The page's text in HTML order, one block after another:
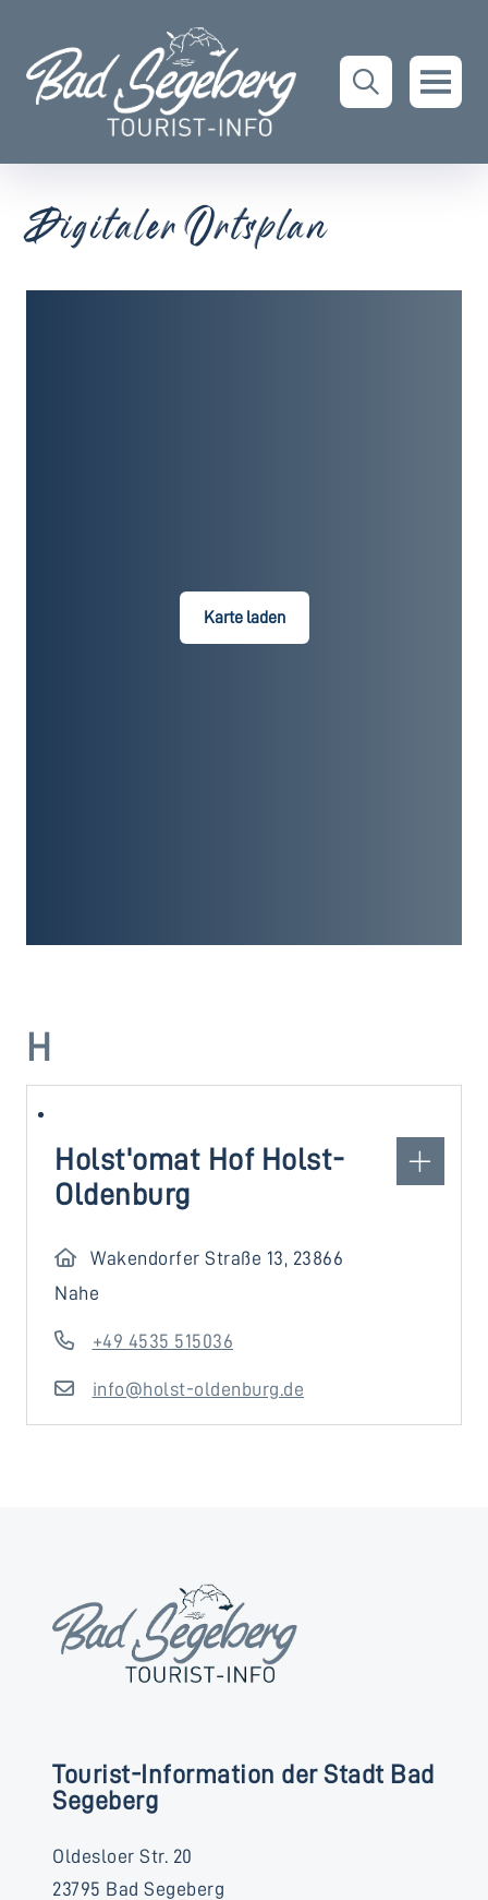
Digitaler Ortsplan
Karte laden
H
Holst'omat Hof Holst-
Oldenburg
Wakendorfer Straße 13, 23866
Nahe
+49 4535 515036
info@holst-oldenburg.de
Tourist-Information der Stadt Bad
Segeberg
Oldesloer Str. 20
23795 Bad Segeberg